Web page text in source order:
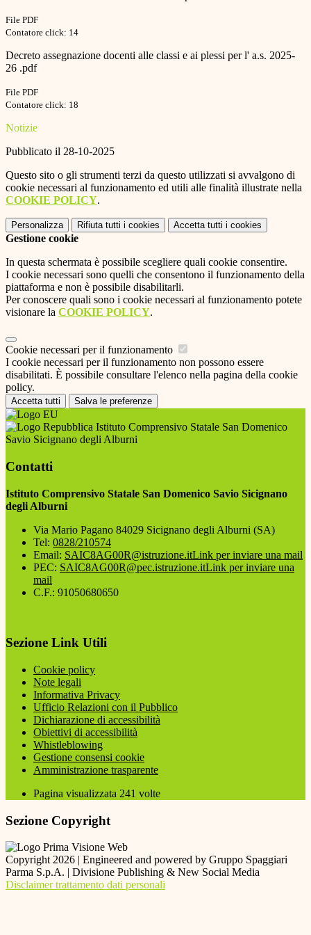
File PDF
Contatore click: 14
Decreto assegnazione docenti alle classi e ai plessi per l' a.s. 2025-
26 .pdf
File PDF
Contatore click: 18
Notizie
Pubblicato il 28-10-2025
Questo sito o gli strumenti terzi da questo utilizzati si avvalgono di
cookie necessari al funzionamento ed utili alle finalità illustrate nella
COOKIE POLICY.
Personalizza Rifiuta tutti i cookies Accetta tutti i cookies
Gestione cookie
In questa schermata è possibile scegliere quali cookie consentire.
I cookie necessari sono quelli che consentono il funzionamento della
piattaforma e non è possibile disabilitarli.
Per conoscere quali sono i cookie necessari al funzionamento potete
visionare la COOKIE POLICY.
Cookie necessari per il funzionamento
I cookie necessari per il funzionamento non possono essere
disabilitati. È possibile consultare l'elenco nella pagina della cookie
policy.
Accetta tutti Salva le preferenze
Istituto Comprensivo Statale San Domenico
Savio Sicignano degli Alburni
Contatti
Istituto Comprensivo Statale San Domenico Savio Sicignano
degli Alburni
Via Mario Pagano 84029 Sicignano degli Alburni (SA)
Tel: 0828/210574
Email: SAIC8AG00R@istruzione.itLink per inviare una mail
PEC: SAIC8AG00R@pec.istruzione.itLink per inviare una
mail
C.F.: 91050680650
Sezione Link Utili
Cookie policy
Note legali
Informativa Privacy
Ufficio Relazioni con il Pubblico
Dichiarazione di accessibilità
Obiettivi di accessibilità
Whistleblowing
Gestione consensi cookie
Amministrazione trasparente
Pagina visualizzata 241 volte
Sezione Copyright
Copyright 2026 | Engineered and powered by Gruppo Spaggiari
Parma S.p.A. | Divisione Publishing & New Social Media
Disclaimer trattamento dati personali